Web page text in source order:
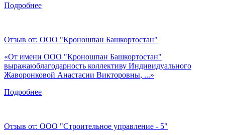
Подробнее
Отзыв от: ООО "Кроношпан Башкортостан"
«От имени ООО "Кроношпан Башкортостан"
выражаюблагодарность коллективу Индивидуального
Жаворонковой Анастасии Викторовны, ...»
Подробнее
Отзыв от: ООО "Строительное управление - 5"